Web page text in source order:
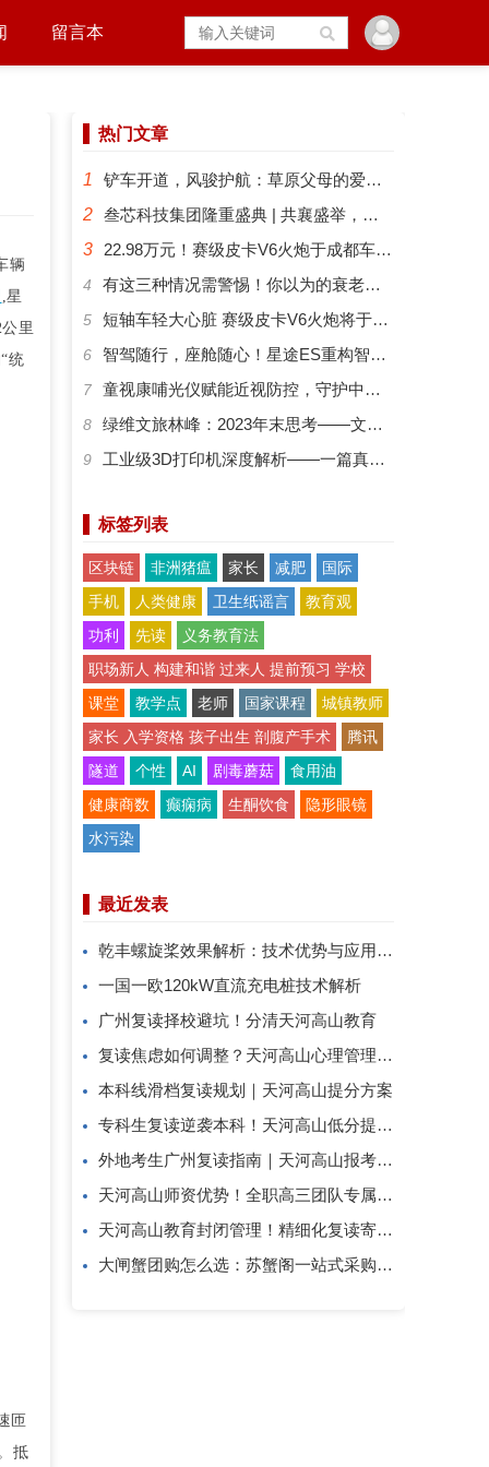
留言本
辆
,星
里
统
匝
抵
热门文章
1
铲车开道，风骏护航：草原父母的爱有多硬核？
2 叁芯科技集团隆重盛典 | 共襄盛举，筑梦未来
3
22.98万元！赛级皮卡V6火炮于成都车展正式预售
4 ​有这三种情况需警惕！你以为的衰老可能是“大脑预警”
5 短轴车轻大心脏 赛级皮卡V6火炮将于成都车展开启预售
6 智驾随行，座舱随心！星途ES重构智能化出行新体验
7 ​童视康哺光仪赋能近视防控，守护中国孩子的清晰视界
8 绿维文旅林峰：2023年末思考——文旅新势力与文旅新时代
9 工业级3D打印机深度解析——一篇真正能帮你选对机器的指南
标签列表
区块链 非洲猪瘟 家长 减肥
国际
手机
人类健康 卫生纸谣言
教育观
功利
先读
义务教育法
职场新人 构建和谐 过来人 提前预习 学校
课堂
教学点 老师 国家课程
城镇教师
家长 入学资格 孩子出生 剖腹产手术
腾讯
隧道
个性 AI 剧毒蘑菇
食用油
健康商数
癫痫病 生酮饮食
隐形眼镜
水污染
最近发表
乾丰螺旋桨效果解析：技术优势与应用价值
一国一欧120kW直流充电桩技术解析
广州复读择校避坑！分清天河高山教育
复读焦虑如何调整？天河高山心理管理方案
本科线滑档复读规划｜天河高山提分方案
专科生复读逆袭本科！天河高山低分提分攻略
外地考生广州复读指南｜天河高山报考答疑
天河高山师资优势！全职高三团队专属复读教研
天河高山教育封闭管理！精细化复读寄宿教学模式
大闸蟹团购怎么选：苏蟹阁一站式采购解析